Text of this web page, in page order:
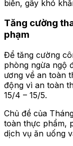
biến, gây khó
Tăng cường
phạm
Để tăng cường
phòng ngừa ngộ
ương về an toàn
động vì an toàn
15/4 – 15/5.
Chủ đề của
toàn thực phẩm,
dịch vụ ăn uống